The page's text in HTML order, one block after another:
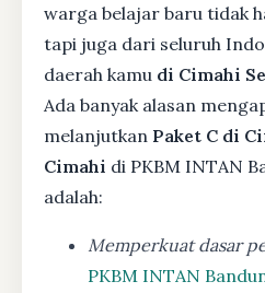
warga belajar baru tidak
tapi juga dari seluruh
daerah kamu di Cimahi
Ada banyak alasan
melanjutkan Paket C di
Cimahi di PKBM INTAN
adalah:
Memperkuat dasar
PKBM INTAN